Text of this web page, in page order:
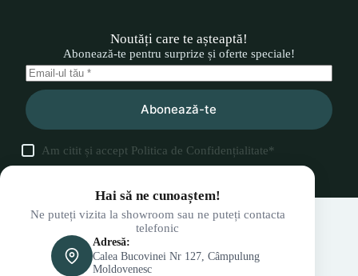
Noutăți care te așteaptă!
Abonează-te pentru surprize și oferte speciale!
Abonează-te
Am citit și accept Politica de Confidențialitate*
Hai să ne cunoaștem!
Ne puteți vizita la showroom sau ne puteți contacta
telefonic
Adresă:
Calea Bucovinei Nr 127, Câmpulung
Moldovenesc